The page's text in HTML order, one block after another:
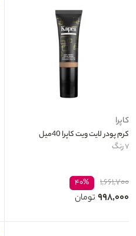
کاپرا
کرم پودر لایت ویت کاپرا 40میل
۷ رنگ
۱,۶۶۱,۷۰۰ ۴۰%
۹۹۸,۰۰۰ تومان